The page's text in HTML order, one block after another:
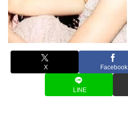
X Facebook
LINE